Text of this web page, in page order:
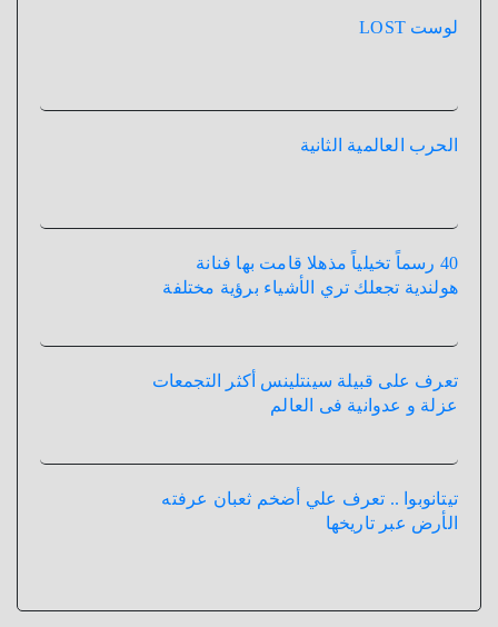
لوست LOST
الحرب العالمية الثانية
40 رسماً تخيلياً مذهلا قامت بها فنانة
هولندية تجعلك تري الأشياء برؤية مختلفة
تعرف على قبيلة سينتلينس أكثر التجمعات
عزلة و عدوانية فى العالم
تيتانوبوا .. تعرف علي أضخم ثعبان عرفته
الأرض عبر تاريخها